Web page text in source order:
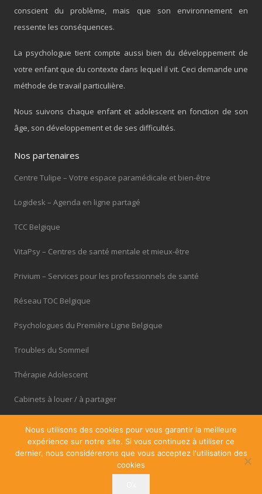
conscient du problème, mais que son environnement en
ressente les conséquences.
La psychologue tient compte aussi bien du développement de
votre enfant que du contexte dans lequel il vit. Ceci demande une
méthode de travail particulière.
Nous suivons chaque enfant et adolescent en fonction de son
âge, son développement et de ses difficultés.
Nos partenaires
Centre Tulipe – Votre espace paramédicale et bien-être
Logidesk – Agenda en ligne partagé
TCC Belgique
VitaPsy – Centres de santé mentale et mieux-être
Privium – Services pour les professionnels de santé
Réseau TOC Belgique
Psychologues du Première Ligne Belgique
Troubles du Sommeil
Thérapie Adolescent
Cabinets à louer / à partager
Nous utilisons des cookies pour vous garantir la meilleure
expérience sur notre site. Si vous continuez à utiliser ce
dernier, nous considérerons que vous acceptez l'utilisation des
cookies